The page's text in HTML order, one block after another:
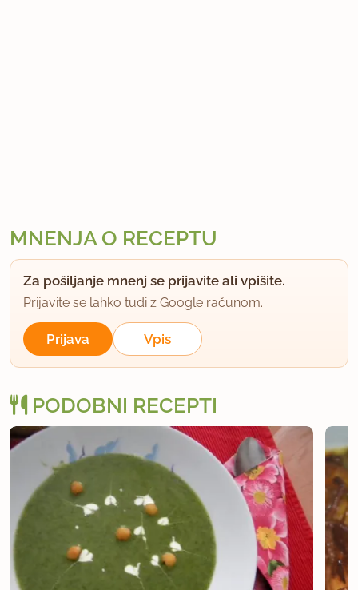
MNENJA O RECEPTU
Za pošiljanje mnenj se prijavite ali vpišite.
Prijavite se lahko tudi z Google računom.
Prijava Vpis
PODOBNI RECEPTI